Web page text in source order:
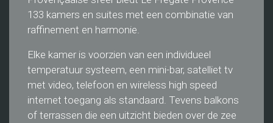
133 kamers en suites met een combinatie van
raffinement en harmonie.
Elke kamer is voorzien van een individueel
temperatuur systeem, een mini-bar, satelliet tv
met video, telefoon en wireless high speed
internet toegang als standaard. Tevens balkons
of terrassen die een uitzicht bieden over de zee